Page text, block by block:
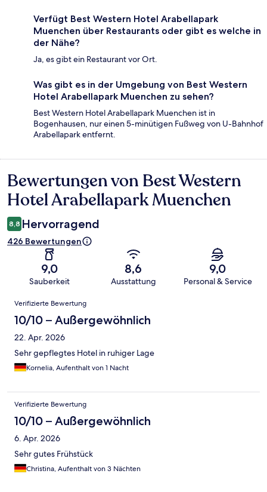
Verfügt Best Western Hotel Arabellapark
Muenchen über Restaurants oder gibt es welche in
der Nähe?
Ja, es gibt ein Restaurant vor Ort.
Was gibt es in der Umgebung von Best Western
Hotel Arabellapark Muenchen zu sehen?
Best Western Hotel Arabellapark Muenchen ist in
Bogenhausen, nur einen 5-minütigen Fußweg von U-Bahnhof
Arabellapark entfernt.
Bewertungen
Bewertungen von Best Western
Hotel Arabellapark Muenchen
8,8 Hervorragend
426 Bewertungen
9,0
Sauberkeit
8,6
Ausstattung
9,0
Personal & Service
Bewertungen
Verifizierte Bewertung
10/10 – Außergewöhnlich
22. Apr. 2026
Sehr gepflegtes Hotel in ruhiger Lage
Kornelia, Aufenthalt von 1 Nacht
Verifizierte Bewertung
10/10 – Außergewöhnlich
6. Apr. 2026
Sehr gutes Frühstück
Christina, Aufenthalt von 3 Nächten